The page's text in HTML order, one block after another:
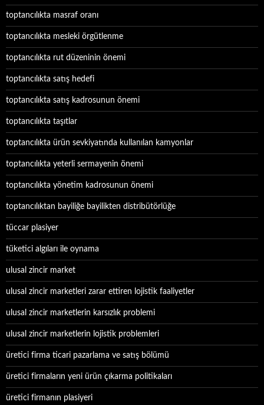
toptancılıkta masraf oranı
toptancılıkta mesleki örgütlenme
toptancılıkta rut düzeninin önemi
toptancılıkta satış hedefi
toptancılıkta satış kadrosunun önemi
toptancılıkta taşıtlar
toptancılıkta ürün sevkiyatında kullanılan kamyonlar
toptancılıkta yeterli sermayenin önemi
toptancılıkta yönetim kadrosunun önemi
toptancılıktan bayiliğe bayilikten distribütörlüğe
tüccar plasiyer
tüketici algıları ile oynama
ulusal zincir market
ulusal zincir marketleri zarar ettiren lojistik faaliyetler
ulusal zincir marketlerin karsızlık problemi
ulusal zincir marketlerin lojistik problemleri
üretici firma ticari pazarlama ve satış bölümü
üretici firmaların yeni ürün çıkarma politikaları
üretici firmanın plasiyeri